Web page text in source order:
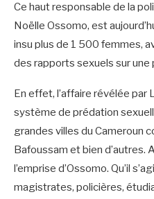
Ce haut responsable de la
Noëlle Ossomo, est
insu plus de 1 500 femmes,
des rapports sexuels sur une
En effet, l’affaire révélée par
système de prédation
grandes villes du Cameroun
Bafoussam et bien d’autres.
l’emprise d’Ossomo. Qu’il
magistrates, policières,